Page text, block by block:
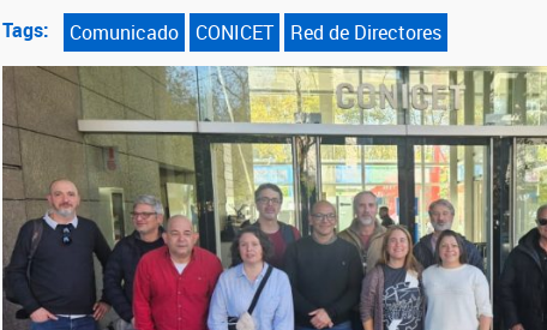
Tags: Comunicado CONICET Red de Directores